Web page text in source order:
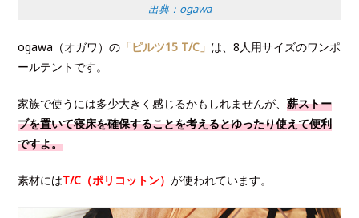
出典：ogawa
ogawa（オガワ）の 「ピルツ15 T/C」 は、8人用サイズのワンポ
ールテントです。
家族で使うには多少大きく感じるかもしれませんが、薪ストー
ブを置いて寝床を確保することを考えるとゆったり使えて便利
ですよ。
素材にはT/C（ポリコットン）が使われています。